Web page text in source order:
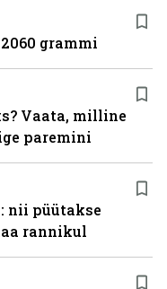
grammi
Vaata, milline
paremini
nii püütakse
rannikul